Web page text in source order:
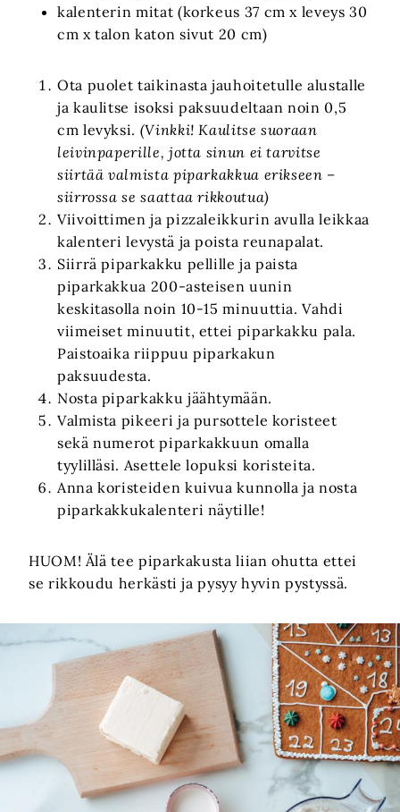
kalenterin mitat (korkeus 37 cm x leveys 30
cm x talon katon sivut 20 cm)
Ota puolet taikinasta jauhoitetulle alustalle
ja kaulitse isoksi paksuudeltaan noin 0,5
cm levyksi. (Vinkki! Kaulitse suoraan
leivinpaperille, jotta sinun ei tarvitse
siirtää valmista piparkakkua erikseen –
siirrossa se saattaa rikkoutua)
Viivoittimen ja pizzaleikkurin avulla leikkaa
kalenteri levystä ja poista reunapalat.
Siirrä piparkakku pellille ja paista
piparkakkua 200-asteisen uunin
keskitasolla noin 10-15 minuuttia. Vahdi
viimeiset minuutit, ettei piparkakku pala.
Paistoaika riippuu piparkakun
paksuudesta.
Nosta piparkakku jäähtymään.
Valmista pikeeri ja pursottele koristeet
sekä numerot piparkakkuun omalla
tyylilläsi. Asettele lopuksi koristeita.
Anna koristeiden kuivua kunnolla ja nosta
piparkakkukalenteri näytille!
HUOM! Älä tee piparkakusta liian ohutta ettei
se rikkoudu herkästi ja pysyy hyvin pystyssä.